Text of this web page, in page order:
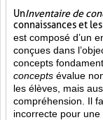
UnInventaire de
connaissances et
est composé d’un
conçues dans
concepts
concepts évalue
les élèves, mais
compréhension. Il
incorrecte pour